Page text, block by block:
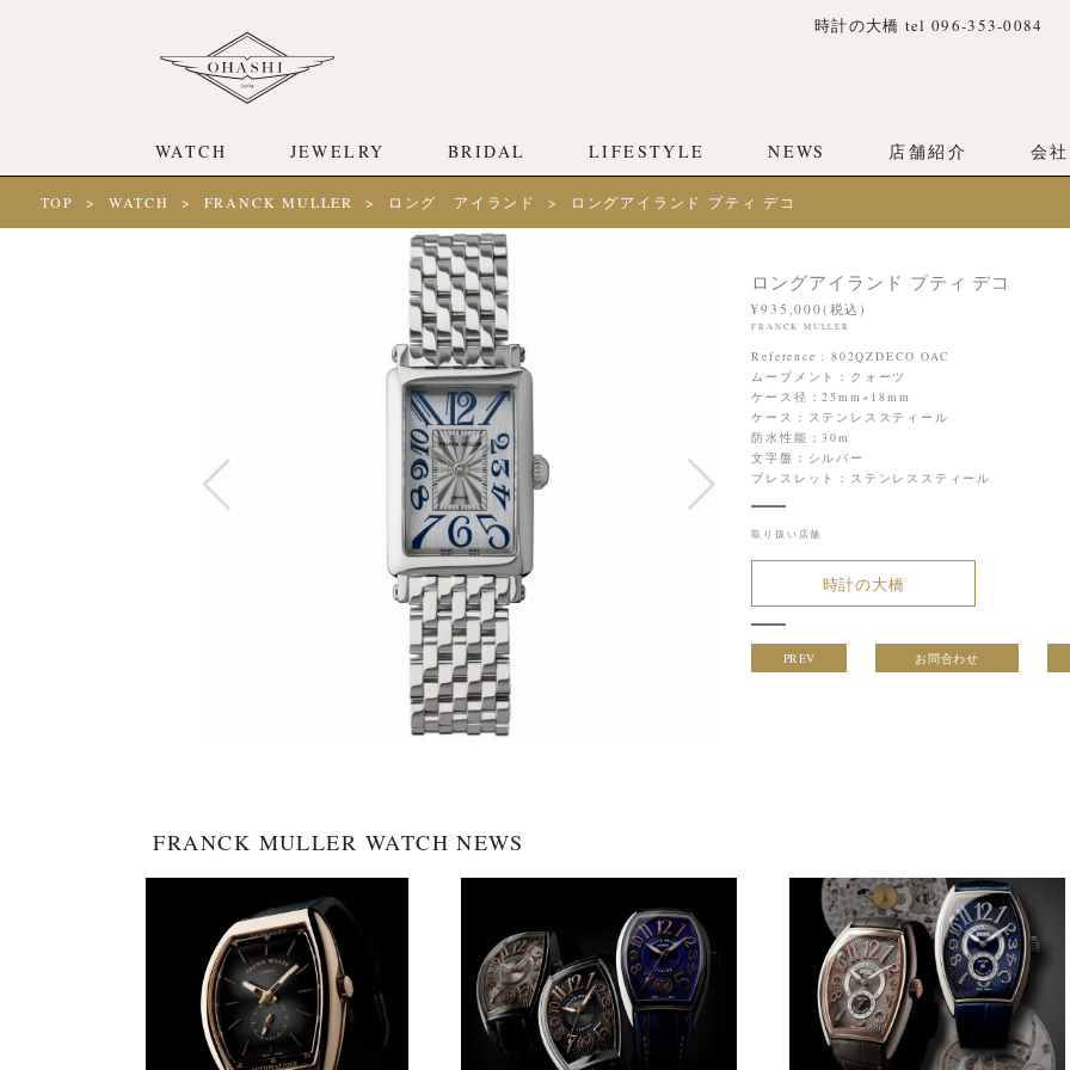
時計の大橋 tel 096-353-0084
WATCH JEWELRY BRIDAL LIFESTYLE NEWS 店舗紹介 会
TOP WATCH FRANCK MULLER ロング アイランド ロングアイランド プティ デコ
ロングアイランド プティ デコ
¥935,000(税込)
FRANCK MULLER
Reference : 802QZDECO OAC
ムーブメント：クォーツ
ケース径：25mm×18mm
ケース：ステンレススティール
防水性能：30m
文字盤：シルバー
ブレスレット：ステンレススティール
取り扱い店舗
時計の大橋
PREV お問合わせ
FRANCK MULLER WATCH NEWS